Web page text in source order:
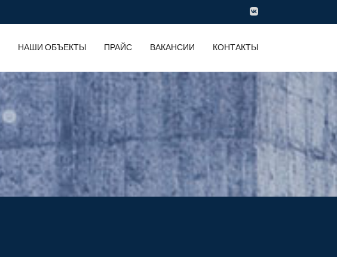
НАШИ ОБЪЕКТЫ ПРАЙС ВАКАНСИИ КОНТАКТЫ